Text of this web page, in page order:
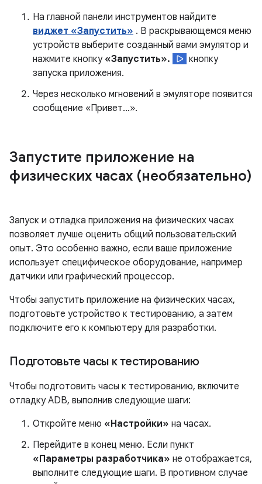
На главной панели инструментов найдите
виджет «Запустить» . В раскрывающемся меню
устройств выберите созданный вами эмулятор и
нажмите кнопку «Запустить».
кнопку
запуска приложения.
Через несколько мгновений в эмуляторе появится
сообщение «Привет...».
Запустите приложение на
физических часах (необязательно)
Запуск и отладка приложения на физических часах
позволяет лучше оценить общий пользовательский
опыт. Это особенно важно, если ваше приложение
использует специфическое оборудование, например
датчики или графический процессор.
Чтобы запустить приложение на физических часах,
подготовьте устройство к тестированию, а затем
подключите его к компьютеру для разработки.
Подготовьте часы к тестированию
Чтобы подготовить часы к тестированию, включите
отладку ADB, выполнив следующие шаги:
Откройте меню «Настройки» на часах.
Перейдите в конец меню. Если пункт
«Параметры разработчика» не отображается,
выполните следующие шаги. В противном случае